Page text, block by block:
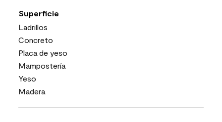
Superficie
Ladrillos
Concreto
Placa de yeso
Mampostería
Yeso
Madera